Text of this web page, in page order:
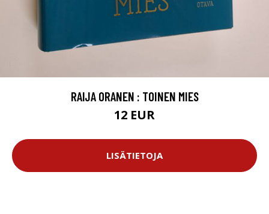
RAIJA ORANEN : TOINEN MIES
12 EUR
LISÄTIETOJA